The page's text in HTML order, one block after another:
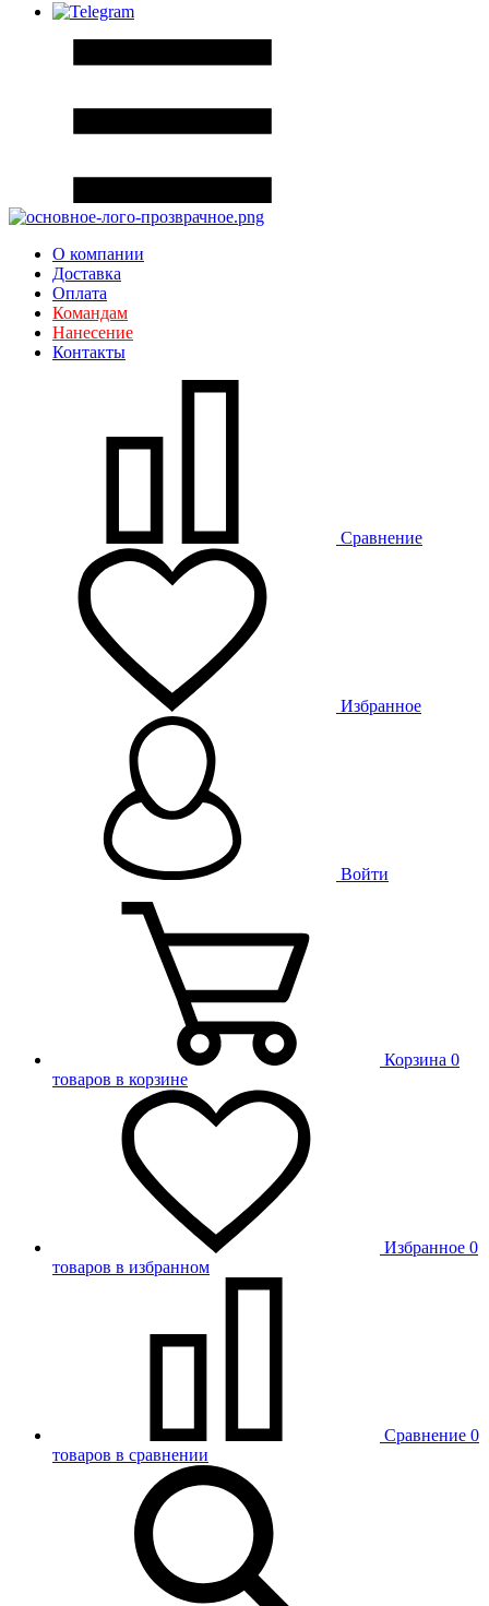
О компании
Доставка
Оплата
Командам
Нанесение
Контакты
Сравнение
Избранное
Войти
Корзина 0
товаров в корзине
Избранное 0
товаров в избранном
Сравнение 0
товаров в сравнении